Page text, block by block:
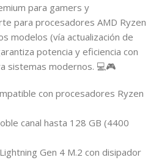
para gamers y
para procesadores AMD Ryzen
modelos (vía actualización de
potencia y eficiencia con
sistemas modernos. 💻🎮
con procesadores Ryzen
canal hasta 128 GB (4400
Gen 4 M.2 con disipador